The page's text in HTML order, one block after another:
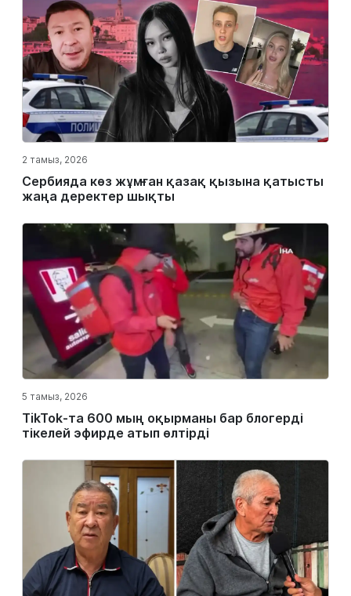
2 тамыз, 2026
Сербияда көз жұмған қазақ қызына қатысты
жаңа деректер шықты
5 тамыз, 2026
TikTok-та 600 мың оқырманы бар блогерді
тікелей эфирде атып өлтірді